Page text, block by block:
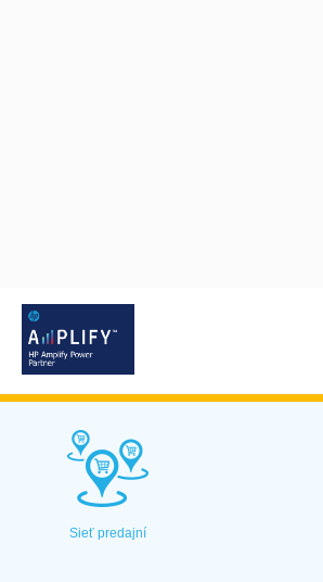
Sieť predajní